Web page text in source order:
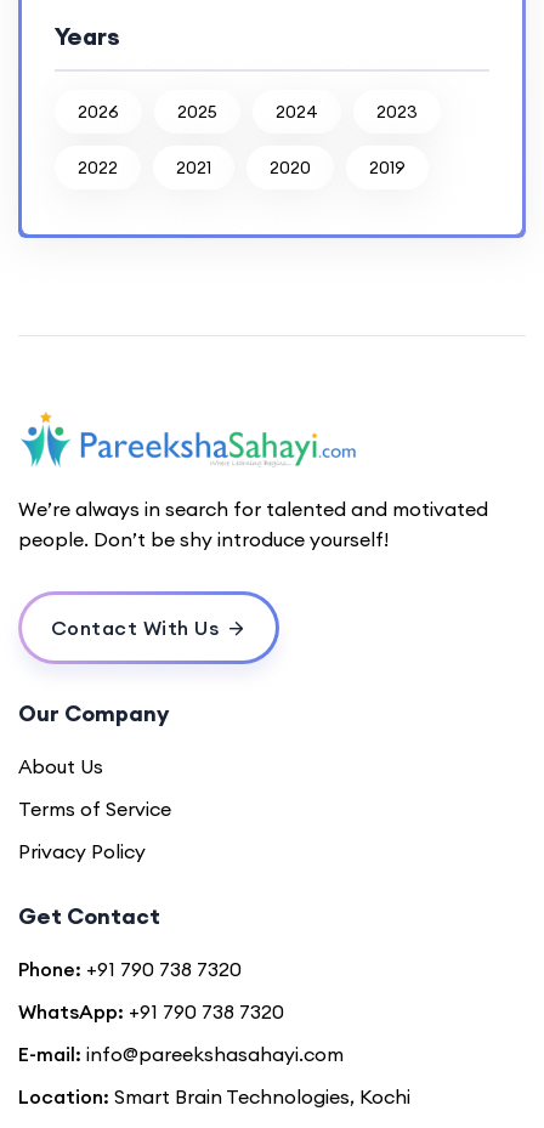
Years
2026 2025 2024 2023
2022 2021 2020 2019
We’re always in search for talented and motivated
people. Don’t be shy introduce yourself!
Contact With Us
Our Company
About Us
Terms of Service
Privacy Policy
Get Contact
Phone: +91 790 738 7320
WhatsApp: +91 790 738 7320
E-mail: info@pareekshasahayi.com
Location: Smart Brain Technologies, Kochi